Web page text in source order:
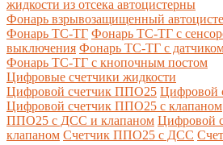
жидкости из отсека автоцистерны
Фонарь взрывозащищенный
Фонарь ТС-ТГ Фонарь ТС-ТГ с
выключения Фонарь ТС-ТГ с
Фонарь ТС-ТГ с кнопочным постом
Цифровые счетчики жидкости
Цифровой счетчик ППО25 Цифровой
Цифровой счетчик ППО25 с клапаном
ППО25 с ДСС и клапаном Цифровой
клапаном Счетчик ППО25 с ДСС